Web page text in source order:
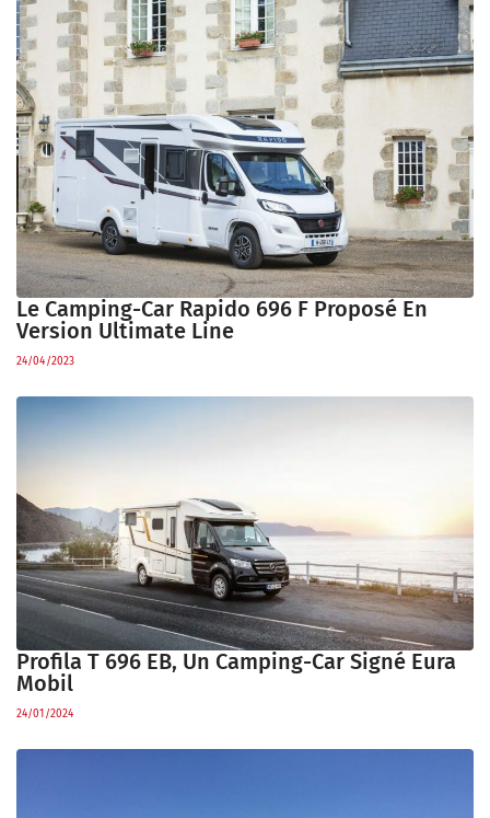
Le Camping-Car Rapido 696 F Proposé En
Version Ultimate Line
24/04/2023
Profila T 696 EB, Un Camping-Car Signé Eura
Mobil
24/01/2024